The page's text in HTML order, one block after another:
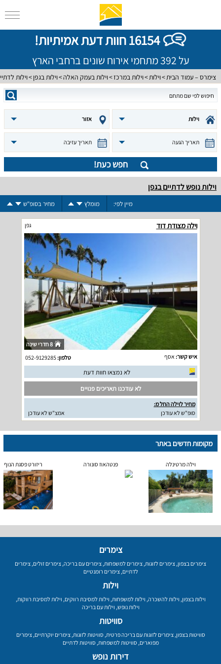
16154 חוות דעת אמיתיות!
על 392 מתחמי אירוח שונים ברחבי הארץ
צימרס – עמוד הבית וילות וילות במרכז וילות בעמק האלה וילות בגפן וילות
וילות אזור
תאריך הגעה תאריך עזיבה
חפש כעת!
וילות נופש לדתיים בגפן
מיין לפי: מומלץ מחיר בסופ"ש
וילה מצודת דוד גפן
8 חדרי שינה
איש קשר: אסף טלפון:052-9129285
לא נמצאו חוות דעת
לא עודכנו תאריכים פנויים
מחיר לוילה החל מ:
סופ"ש לא עודכן
אמצ"ש לא עודכן
מקומות חדשים באתר
וילה מרטינלה פנטהאוז סונורה ריזורט פסגת הנוף
צימרים
צימרים בצפון, צימרים לזוגות, צימרים למשפחות, צימרים עם בריכה, צימרים זולים, צימרים
לדתיים,צימרים רומנטיים
וילות
וילות בצפון, וילות להשכרה, וילות למשפחות, וילות למסיבת רווקים, וילות למסיבת רווקות,
וילות נופש, וילות עם בריכה
סוויטות
סוויטות בצפון,צימרים לזוגות עם בריכה פרטית,סוויטות לזוגות,צימרים יוקרתיים,צימרים
מפוארים,סוויטות למשפחות,סוויטות לדתיים
דירות נופש